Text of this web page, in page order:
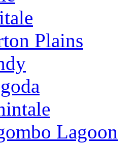
Plains
Lagoon